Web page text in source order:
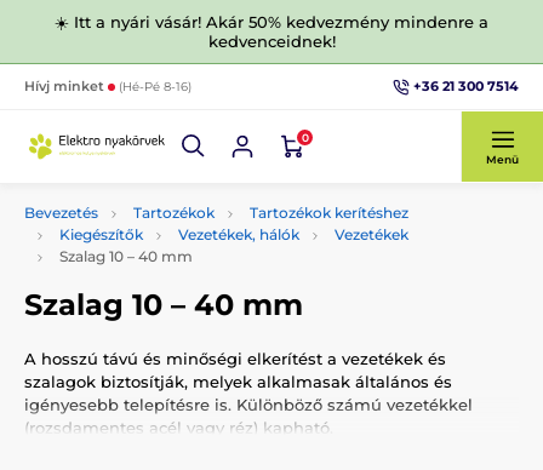
☀️ Itt a nyári vásár! Akár 50% kedvezmény mindenre a
kedvenceidnek!
Hívj minket (Hé-Pé 8-16) +36 21 300 7514
0
Menü
Bevezetés Tartozékok
Tartozékok kerítéshez
Kiegészítők
Vezetékek, hálók
Vezetékek
Szalag 10 –⁠ 40 mm
Szalag 10 –⁠ 40 mm
A hosszú távú és minőségi elkerítést a vezetékek és
szalagok biztosítják, melyek alkalmasak általános és
igényesebb telepítésre is. Különböző számú vezetékkel
(rozsdamentes acél vagy réz) kapható.